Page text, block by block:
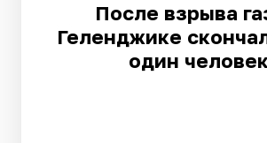
​После взрыва
Геленджике
один человек